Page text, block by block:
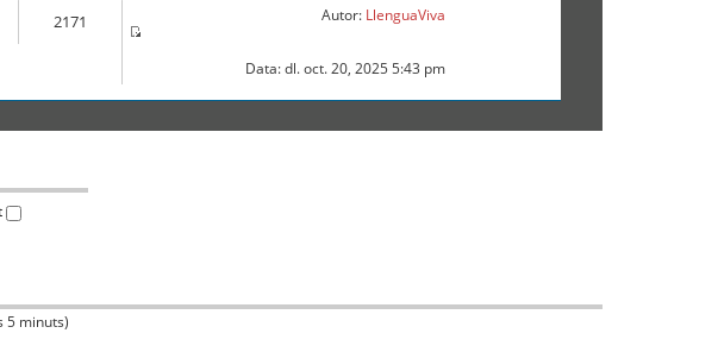
2171 Autor: LlenguaViva
Data: dl. oct. 20, 2025 5:43 pm
5 minuts)